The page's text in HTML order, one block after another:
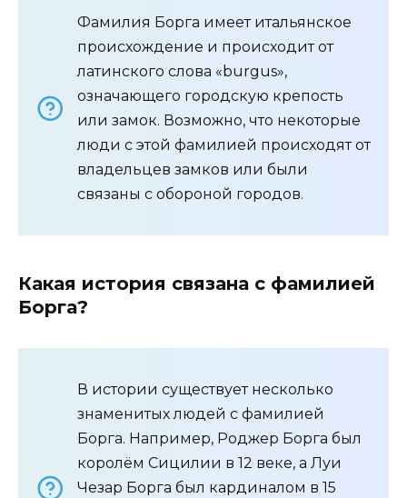
Фамилия Борга имеет итальянское
происхождение и происходит от
латинского слова «burgus»,
означающего городскую крепость
или замок. Возможно, что некоторые
люди с этой фамилией происходят от
владельцев замков или были
связаны с обороной городов.
Какая история связана с фамилией
Борга?
В истории существует несколько
знаменитых людей с фамилией
Борга. Например, Роджер Борга был
королём Сицилии в 12 веке, а Луи
Чезар Борга был кардиналом в 15